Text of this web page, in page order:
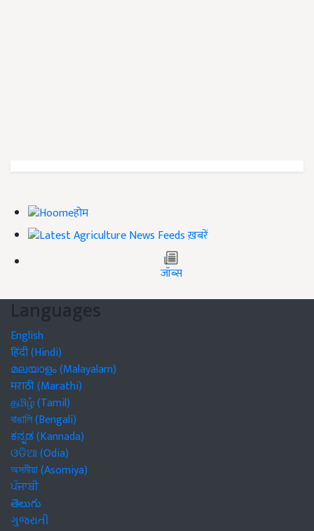
होम
ख़बरें
जॉब्स
Languages
English
हिंदी (Hindi)
മലയാളം (Malayalam)
मराठी (Marathi)
தமிழ் (Tamil)
বাঙালি (Bengali)
ಕನ್ನಡ (Kannada)
ଓଡିଆ (Odia)
অসমীয়া (Asomiya)
ਪੰਜਾਬੀ
తెలుగు
ગુજરાતી